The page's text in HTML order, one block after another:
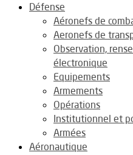
Défense
Aéronefs de
Aeronefs de
Observation,
électronique
Equipements
Armements
Opérations
Institutionnel et
Armées
Aéronautique